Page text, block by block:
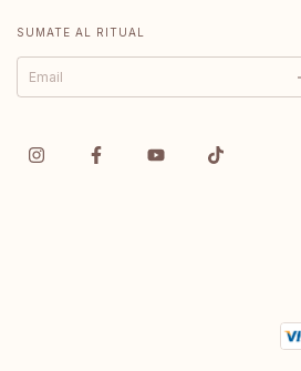
SUMATE AL RITUAL